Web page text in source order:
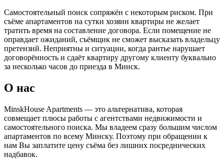
Самостоятельный поиск сопряжён с некоторым риском. При
съёме апартаментов на сутки хозяин квартиры не желает
тратить время на составление договора. Если помещение не
оправдает ожиданий, съёмщик не сможет высказать владельцу
претензий. Неприятны и ситуации, когда рантье нарушает
договорённость и сдаёт квартиру другому клиенту буквально
за несколько часов до приезда в Минск.
О нас
MinskHouse Apartments — это альтернатива, которая
совмещает плюсы работы с агентствами недвижимости и
самостоятельного поиска. Мы владеем сразу большим числом
апартаментов по всему Минску. Поэтому при обращении к
нам Вы заплатите цену съёма без лишних посреднических
надбавок.